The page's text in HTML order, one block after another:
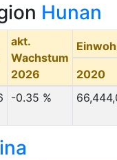
Hunan
akt.
Wachstum
2026
2020
-0.35 %